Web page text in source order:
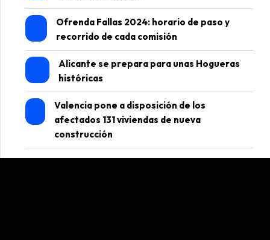
Ofrenda Fallas 2024: horario de paso y
recorrido de cada comisión
Alicante se prepara para unas Hogueras
históricas
Valencia pone a disposición de los
afectados 131 viviendas de nueva
construcción